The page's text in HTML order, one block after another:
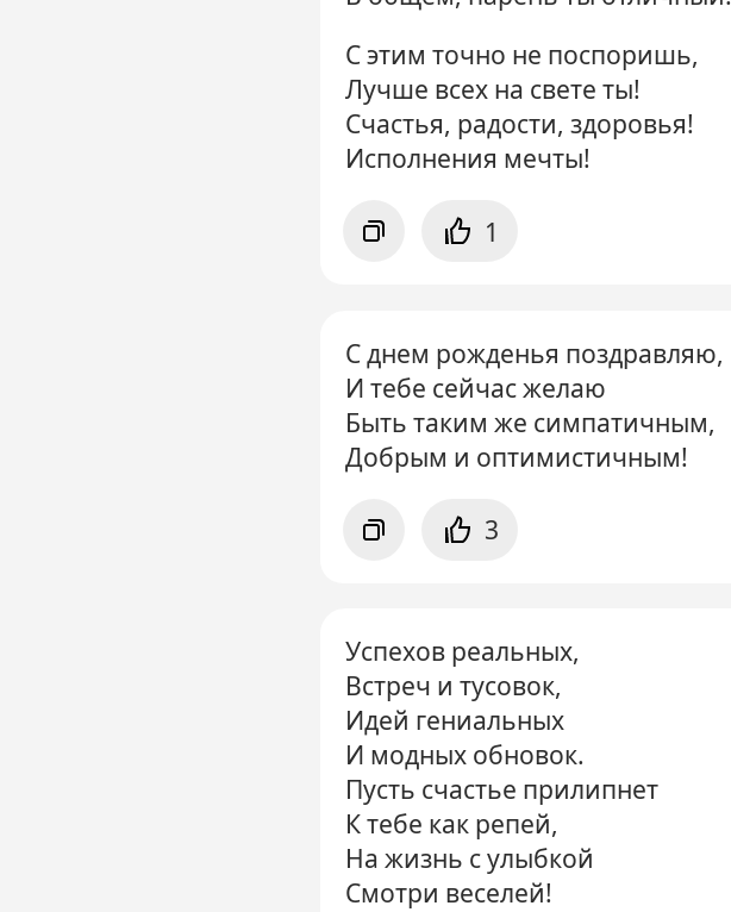
С этим точно не поспоришь,
Лучше всех на свете ты!
Счастья, радости, здоровья!
Исполнения мечты!
1
С днем рожденья поздравляю,
И тебе сейчас желаю
Быть таким же симпатичным,
Добрым и оптимистичным!
3
Успехов реальных,
Встреч и тусовок,
Идей гениальных
И модных обновок.
Пусть счастье прилипнет
К тебе как репей,
На жизнь с улыбкой
Смотри веселей!